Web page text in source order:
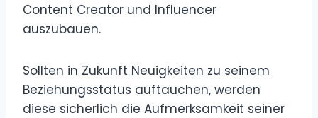
Content Creator und Influencer
auszubauen.
Sollten in Zukunft Neuigkeiten zu seinem
Beziehungsstatus auftauchen, werden
diese sicherlich die Aufmerksamkeit seiner